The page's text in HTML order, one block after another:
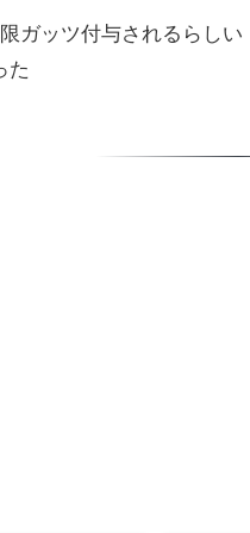
ガッツ付与されるらしい
た